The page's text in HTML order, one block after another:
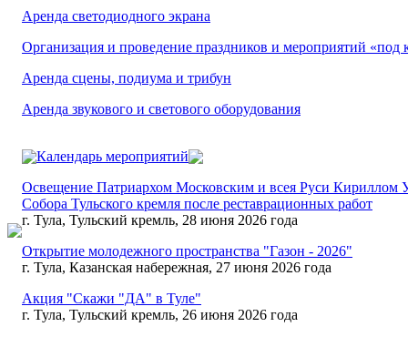
Аренда светодиодного экрана
Организация и проведение праздников и мероприятий «под
Аренда сцены, подиума и трибун
Аренда звукового и светового оборудования
Календарь мероприятий
Освещение Патриархом Московским и всея Руси Кириллом
Собора Тульского кремля после реставрационных работ
г. Тула, Тульский кремль, 28 июня 2026 года
Открытие молодежного пространства "Газон - 2026"
г. Тула, Казанская набережная, 27 июня 2026 года
Акция "Скажи "ДА" в Туле"
г. Тула, Тульский кремль, 26 июня 2026 года